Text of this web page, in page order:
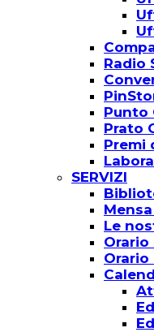
Radio
Punto
Prato
Premi
SERVIZI
Le
Orario
Orario